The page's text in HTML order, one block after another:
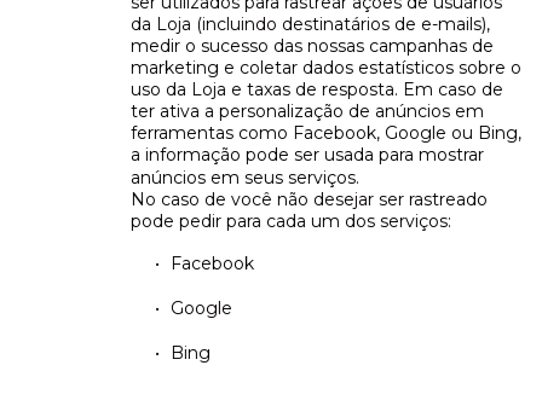
da Loja (incluindo destinatários de e-mails),
medir o sucesso das nossas campanhas de
marketing e coletar dados estatísticos sobre o
uso da Loja e taxas de resposta. Em caso de
ter ativa a personalização de anúncios em
ferramentas como Facebook, Google ou Bing,
a informação pode ser usada para mostrar
anúncios em seus serviços.
No caso de você não desejar ser rastreado
pode pedir para cada um dos serviços:
Facebook
Google
Bing